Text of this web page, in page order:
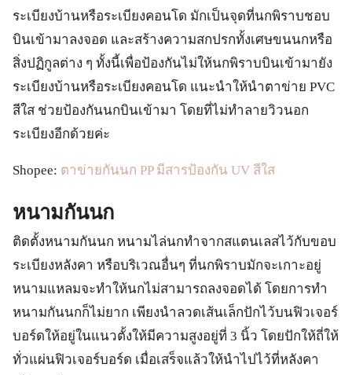
ระเบียงบ้านหรือระเบียงคอนโด มักเป็นจุดที่นกพิราบชอบ
บินเข้ามาลงจอด และสร้างความสกปรกทั้งเศษขนนกหรือ
สิ่งปฏิกูลต่าง ๆ ทั้งนี้เพื่อป้องกันไม่ให้นกพิราบบินเข้ามายัง
ระเบียงบ้านหรือระเบียงคอนโด แนะนำให้นำตาข่าย PVC
สีใส ช่วยป้องกันนกบินเข้ามา โดยที่ไม่ทำลายวิวนอก
ระเบียงอีกด้วยค่ะ
Shopee: ตาข่ายกันนก PP มีสารป้องกัน UV สีใส
หนามกันนก
ติดตั้งหนามกันนก หนามไล่นกทำจากสแตนเลสไว้กับขอบ
ระเบียงหลังคา หรือบริเวณอื่นๆ ที่นกพิราบมักจะเกาะอยู่
หนามแหลมจะทำให้นกไม่สามารถลงจอดได้ โดยการทำ
หนามกันนกก็ไม่ยาก เพียงนำลวดเส้นเล็กปักไว้บนฟิวเจอร์
บอร์ดให้อยู่ในแนวตั้งให้มีความสูงอยู่ที่ 3 นิ้ว โดยปักให้ถี่ให้
ทั่วแผ่นฟิวเจอร์บอร์ด เมื่อเสร็จแล้วให้นำไปไว้ที่หลังคา